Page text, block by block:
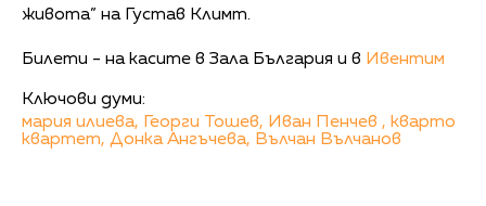
живота” на Густав Климт.
Билети - на касите в Зала България и в Ивентим
Ключови думи:
мария илиева, Георги Тошев, Иван Пенчев , кварто
квартет, Донка Ангъчева, Вълчан Вълчанов